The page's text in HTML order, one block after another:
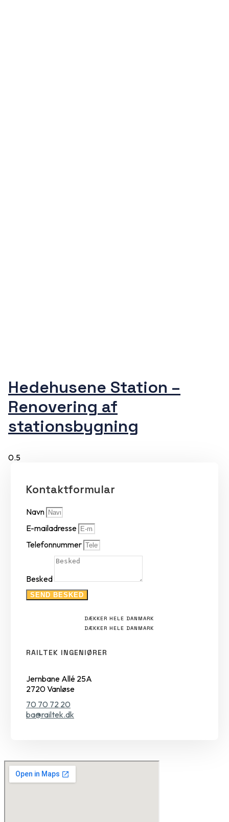
Hedehusene Station –
Renovering af
stationsbygning
Kontaktformular
Navn
E-mailadresse
Telefonnummer
Besked
SEND BESKED
DÆKKER HELE DANMARK
DÆKKER HELE DANMARK
RAILTEK INGENIØRER
Jernbane Allé 25A
2720 Vanløse
70 70 72 20
ba@railtek.dk